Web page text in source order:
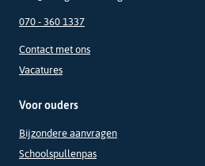
070 - 360 1337
Contact met ons
Vacatures
Voor ouders
Bijzondere aanvragen
Schoolspullenpas